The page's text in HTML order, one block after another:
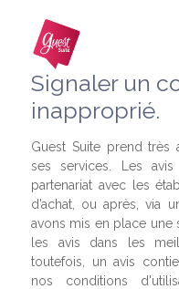
Signaler un
inapproprié.
Guest Suite prend très
ses services. Les
partenariat avec les
d’achat, ou après, via
avons mis en place une
les avis dans les
toutefois, un avis
nos conditions